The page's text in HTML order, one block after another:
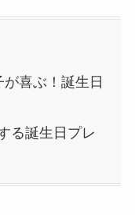
喜ぶ！誕生日
る誕生日プレ